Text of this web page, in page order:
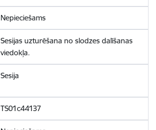
Nepieciešams
Sesijas uzturēšana no slodzes dalīšanas
viedokļa.
Sesija
TS01c44137